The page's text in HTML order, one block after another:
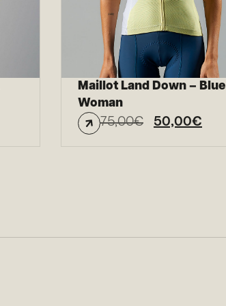
Maillot Land Down – Blue
Woman
75,00€ 50,00€